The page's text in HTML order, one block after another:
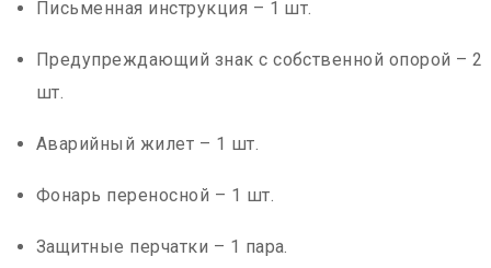
Письменная инструкция – 1 шт.
Предупреждающий знак с собственной опорой – 2
шт.
Аварийный жилет – 1 шт.
Фонарь переносной – 1 шт.
Защитные перчатки – 1 пара.